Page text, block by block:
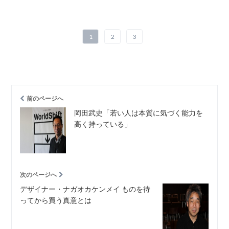
1 2 3
前のページへ
岡田武史「若い人は本質に気づく能力を
高く持っている」
次のページへ
デザイナー・ナガオカケンメイ ものを待
ってから買う真意とは